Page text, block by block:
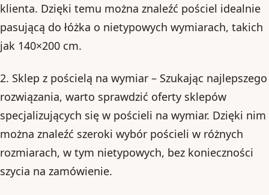
klienta. Dzięki temu można znaleźć pościel idealnie
pasującą do łóżka o nietypowych wymiarach, takich
jak 140×200 cm.
2. Sklep z pościelą na wymiar – Szukając najlepszego
rozwiązania, warto sprawdzić oferty sklepów
specjalizujących się w pościeli na wymiar. Dzięki nim
można znaleźć szeroki wybór pościeli w różnych
rozmiarach, w tym nietypowych, bez konieczności
szycia na zamówienie.